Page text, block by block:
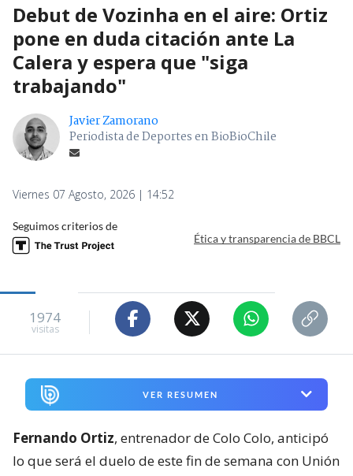
Debut de Vozinha en el aire: Ortiz
pone en duda citación ante La
Calera y espera que "siga
trabajando"
Javier Zamorano
Periodista de Deportes en BioBioChile
Viernes 07 Agosto, 2026 | 14:52
Seguimos criterios de
Ética y transparencia de BBCL
1974
visitas
VER RESUMEN
Fernando Ortiz, entrenador de Colo Colo, anticipó
lo que será el duelo de este fin de semana con Unión